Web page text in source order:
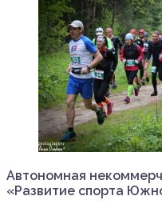
Автономная
«Развитие спорта